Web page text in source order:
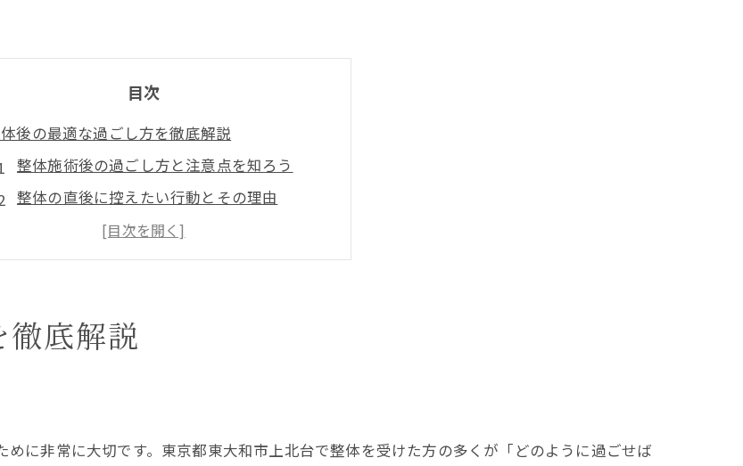
目次
後の最適な過ごし方を徹底解説
整体施術後の過ごし方と注意点を知ろう
整体の直後に控えたい行動とその理由
整体効果を引き出す休息と水分補給の重要性
整体後のだるさや眠気の正しい対処法
が軽くなる整体と日常ケアの秘訣
整体直後に体が軽くなる理由と仕組み
整体後の日常ケアで肩こり・腰痛を予防
底解説
に非常に大切です。東京都東大和市上北台で整体を受けた方の多くが「どのように過ごせば